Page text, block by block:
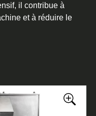
il contribue à
et à réduire le